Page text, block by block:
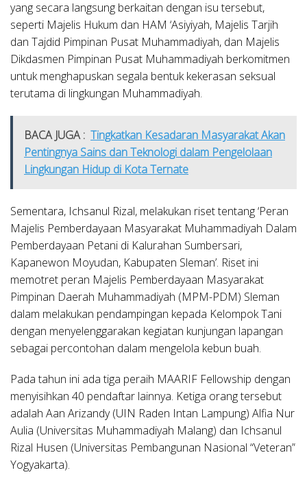
yang secara langsung berkaitan dengan isu tersebut,
seperti Majelis Hukum dan HAM ‘Asiyiyah, Majelis Tarjih
dan Tajdid Pimpinan Pusat Muhammadiyah, dan Majelis
Dikdasmen Pimpinan Pusat Muhammadiyah berkomitmen
untuk menghapuskan segala bentuk kekerasan seksual
terutama di lingkungan Muhammadiyah.
BACA JUGA : Tingkatkan Kesadaran Masyarakat Akan
Pentingnya Sains dan Teknologi dalam Pengelolaan
Lingkungan Hidup di Kota Ternate
Sementara, Ichsanul Rizal, melakukan riset tentang ‘Peran
Majelis Pemberdayaan Masyarakat Muhammadiyah Dalam
Pemberdayaan Petani di Kalurahan Sumbersari,
Kapanewon Moyudan, Kabupaten Sleman’. Riset ini
memotret peran Majelis Pemberdayaan Masyarakat
Pimpinan Daerah Muhammadiyah (MPM-PDM) Sleman
dalam melakukan pendampingan kepada Kelompok Tani
dengan menyelenggarakan kegiatan kunjungan lapangan
sebagai percontohan dalam mengelola kebun buah.
Pada tahun ini ada tiga peraih MAARIF Fellowship dengan
menyisihkan 40 pendaftar lainnya. Ketiga orang tersebut
adalah Aan Arizandy (UIN Raden Intan Lampung) Alfia Nur
Aulia (Universitas Muhammadiyah Malang) dan Ichsanul
Rizal Husen (Universitas Pembangunan Nasional “Veteran”
Yogyakarta).